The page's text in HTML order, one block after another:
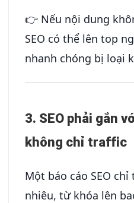
👉 Nếu nội dung
SEO có thể lên top
nhanh chóng bị loại
3. SEO phải gắn
không chỉ traffic
Một báo cáo SEO
nhiêu, từ khóa lên